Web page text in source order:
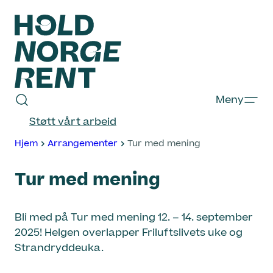
Hopp
innhold
Hold
Norge
Rent
Støtt vårt arbeid
Meny
Hjem Arrangementer Tur med mening
Tur med mening
Bli med på Tur med mening 12. – 14. september
2025! Helgen overlapper Friluftslivets uke og
Strandryddeuka.